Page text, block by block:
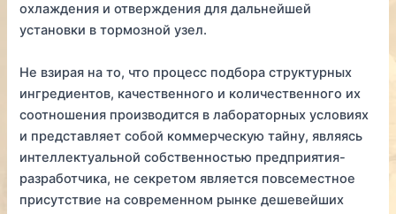
охлаждения и отверждения для дальнейшей
установки в тормозной узел.
Не взирая на то, что процесс подбора структурных
ингредиентов, качественного и количественного их
соотношения производится в лабораторных условиях
и представляет собой коммерческую тайну, являясь
интеллектуальной собственностью предприятия-
разработчика, не секретом является повсеместное
присутствие на современном рынке дешевейших